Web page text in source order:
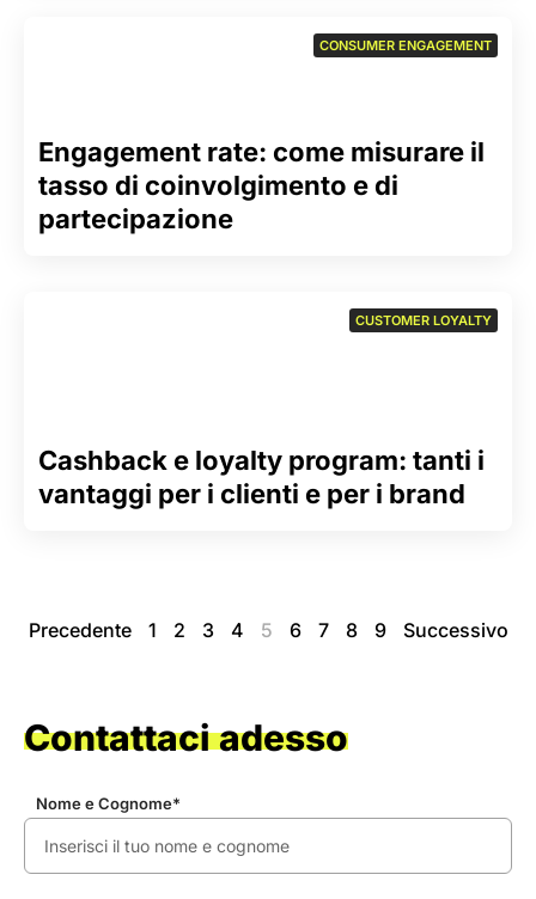
Engagement rate: come misurare il
tasso di coinvolgimento e di
partecipazione
CONSUMER ENGAGEMENT
Cashback e loyalty program: tanti i
vantaggi per i clienti e per i brand
CUSTOMER LOYALTY
Precedente 1 2 3 4 5 6 7 8 9 Successivo
Contattaci adesso
Nome e Cognome*